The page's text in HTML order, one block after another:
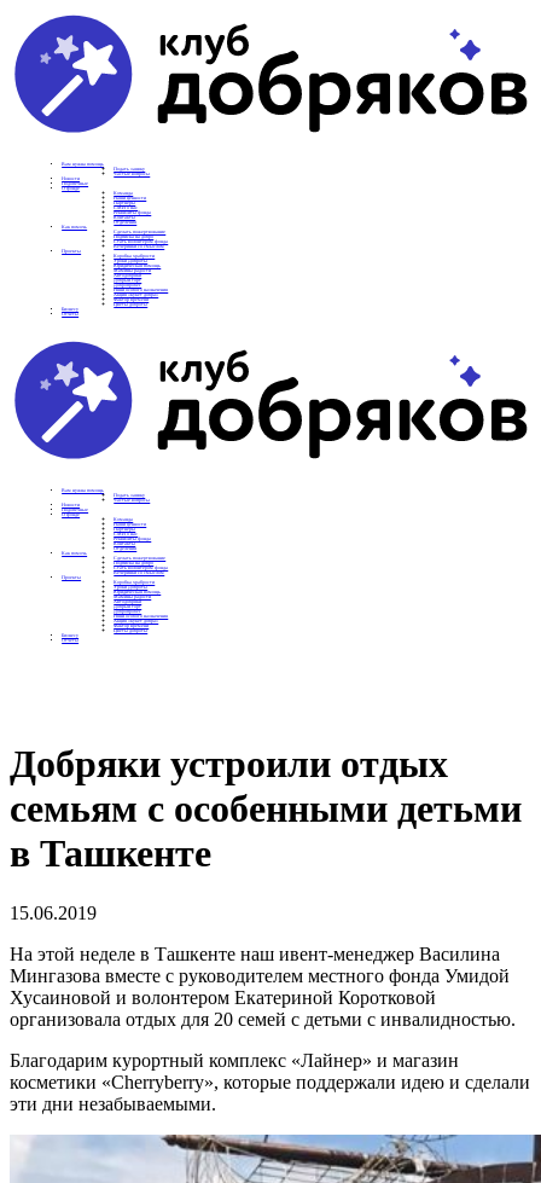
Вам нужна помощь
Подать заявку
Частые вопросы
Новости
Подопечные
О фонде
Команда
Наши ценности
Партнеры
СМИ о нас
Реквизиты фонда
Контакты
Отделения
Как помочь
Сделать пожертвование
Подписка на добро
Стать волонтером фонда
Вечеринки со смыслом
Проекты
Коробка храбрости
Уроки Доброты
Юридическая помощь
Мамины радости
Автодобряки
Добрый торт
Добропробег
Няни особого назначения
Акция «Букет добра»
Фактор времени
Цветы доброты
Бизнесу
Отчеты
Вам нужна помощь
Подать заявку
Частые вопросы
Новости
Подопечные
О фонде
Команда
Наши ценности
Партнеры
СМИ о нас
Реквизиты фонда
Контакты
Отделения
Как помочь
Сделать пожертвование
Подписка на добро
Стать волонтером фонда
Вечеринки со смыслом
Проекты
Коробка храбрости
Уроки Доброты
Юридическая помощь
Мамины радости
Автодобряки
Добрый торт
Добропробег
Няни особого назначения
Акция «Букет добра»
Фактор времени
Цветы доброты
Бизнесу
Отчеты
Добряки устроили отдых
семьям с особенными детьми
в Ташкенте
15.06.2019
На этой неделе в Ташкенте наш ивент-менеджер Василина
Мингазова вместе с руководителем местного фонда Умидой
Хусаиновой и волонтером Екатериной Коротковой
организовала отдых для 20 семей с детьми с инвалидностью.
Благодарим курортный комплекс «Лайнер» и магазин
косметики «Cherryberry», которые поддержали идею и сделали
эти дни незабываемыми.